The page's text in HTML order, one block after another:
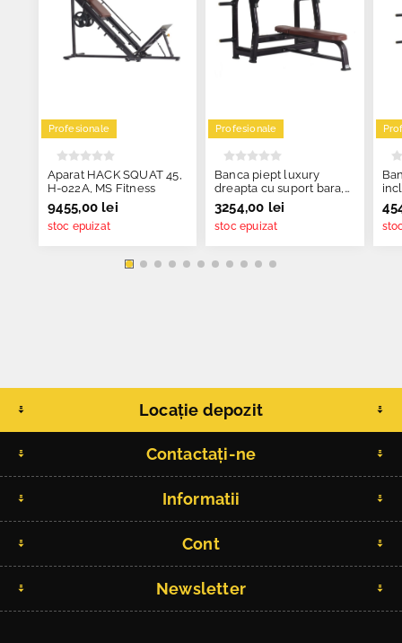
Profesionale
Aparat HACK SQUAT 45,
H-022A, MS Fitness
9455,00 lei
stoc epuizat
Profesionale
Banca piept luxury
dreapta cu suport bara,
H-023, MS Fitness
3254,00 lei
stoc epuizat
H-
Locație depozit
Contactați-ne
Informatii
Cont
Newsletter